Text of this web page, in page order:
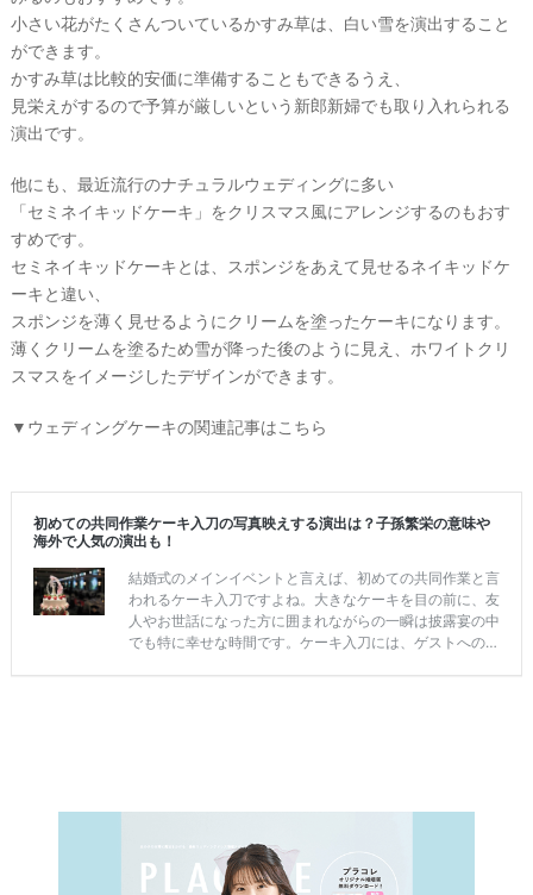
小さい花がたくさんついているかすみ草は、白い雪を演出すること
ができます。
かすみ草は比較的安価に準備することもできるうえ、
見栄えがするので予算が厳しいという新郎新婦でも取り入れられる
演出です。
他にも、最近流行のナチュラルウェディングに多い
「セミネイキッドケーキ」をクリスマス風にアレンジするのもおす
すめです。
セミネイキッドケーキとは、スポンジをあえて見せるネイキッドケ
ーキと違い、
スポンジを薄く見せるようにクリームを塗ったケーキになります。
薄くクリームを塗るため雪が降った後のように見え、ホワイトクリ
スマスをイメージしたデザインができます。
▼ウェディングケーキの関連記事はこちら
ト
▶
最
ド
記
を
c
h
e
c
プ
ン
ラ
キ
ン
グ
プ
ン
レ
を
見
る